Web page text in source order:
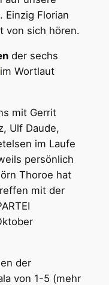
Florian
von sich hören.
der sechs
Wortlaut
mit Gerrit
Ulf Daude,
im Laufe
persönlich
Thoroe hat
mit der
der
von 1-5 (mehr